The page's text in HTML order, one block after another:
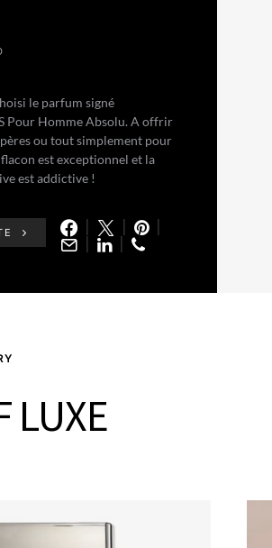
le parfum signé
Pour Homme Absolu. A offrir
ou tout simplement pour
est exceptionnel et la
est addictive !
LUXE